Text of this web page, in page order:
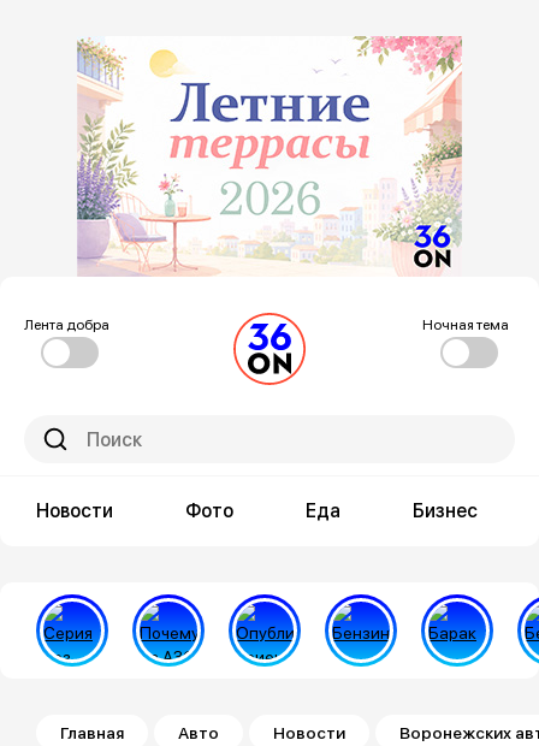
Лента добра Ночная тема
Новости Фото Еда Бизнес
Строка навигации
Главная Авто Новости Воронежских